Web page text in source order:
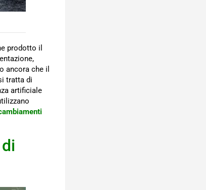
prodotto il
ancora che il
tratta di
artificiale